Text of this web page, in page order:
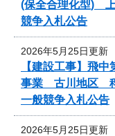
(保全合理化型)
競争入札公告
2026年5月25日更新
【建設工事】飛
事業 古川地区 稗
一般競争入札公告
2026年5月25日更新